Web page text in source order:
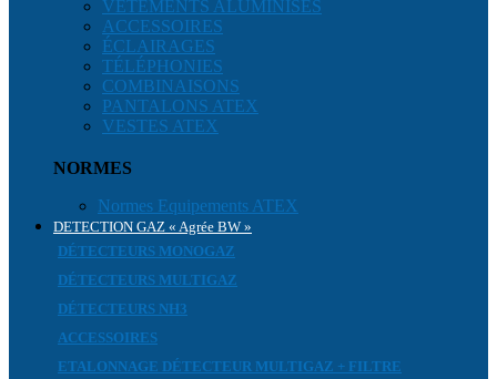
VÊTEMENTS ALUMINISÉS
ACCESSOIRES
ÉCLAIRAGES
TÉLÉPHONIES
COMBINAISONS
PANTALONS ATEX
VESTES ATEX
NORMES
Normes Equipements ATEX
DETECTION GAZ « Agrée BW »
DÉTECTEURS MONOGAZ
DÉTECTEURS MULTIGAZ
DÉTECTEURS NH3
ACCESSOIRES
ETALONNAGE DÉTECTEUR MULTIGAZ + FILTRE